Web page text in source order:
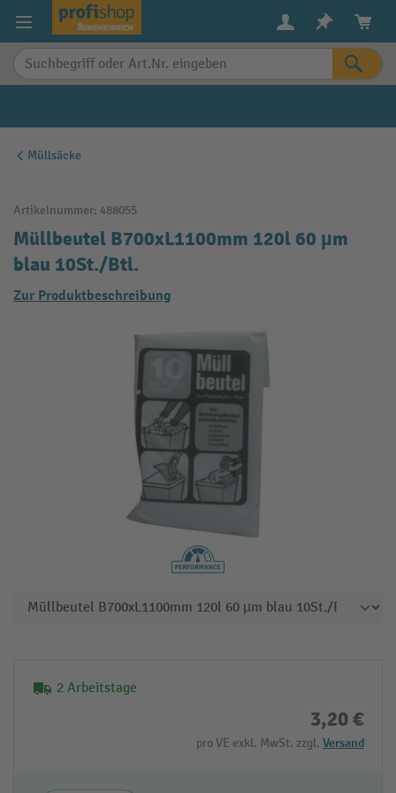
springen
Müllsäcke
Artikelnummer: 488055
Müllbeutel B700xL1100mm 120l 60 µm
blau 10St./Btl.
Zur Produktbeschreibung
2 Arbeitstage
3,20 €
pro VE exkl. MwSt. zzgl. Versand